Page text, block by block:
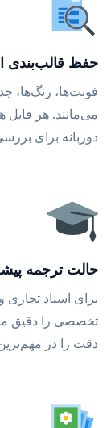
حفظ قالب‌بندی
فونت‌ها، رنگ‌ها،
می‌مانند. هر
دوزبانه برای
حالت ترجمه
برای اسناد
تخصصی را دقیق
دقت را در